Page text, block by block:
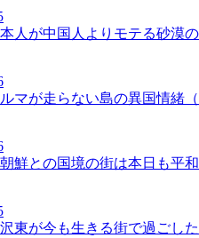
人が中国人よりモテる砂漠
マが走らない島の異国情緒（
鮮との国境の街は本日も平
東が今も生きる街で過ごし